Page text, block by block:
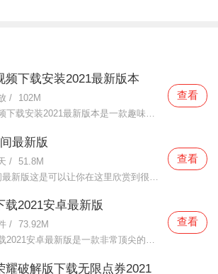
频下载安装2021最新版本
/
102M
查看
最新版
/ 51.8M
查看
载2021安卓最新版
/ 73.92M
得物下载2021安卓最新版是一款非常顶尖的潮流购物软件。在这款得物下载2021安卓最新版中拥有非常多当下潮流的时尚单品以及各种各样的球鞋，在这里为了让用户们在购买的时候可以放心，你所购买的每一件商品都会经过专业的鉴定，这里面汇聚了数百位专业的鉴定师会对你所购买的商
查看
耀破解版下载无限点券2021